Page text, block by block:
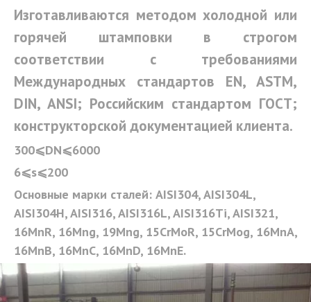
Изготавливаются методом холодной или
горячей штамповки в строгом
соответствии с требованиями
Международных стандартов EN, ASTM,
DIN, ANSI; Российским стандартом ГОСТ;
конструкторской документацией клиента.
300⩽DN⩽6000
6⩽s⩽200
Основные марки сталей: AISI304, AISI304L,
AISI304H, AISI316, AISI316L, AISI316Ti, AISI321,
16MnR, 16Mng, 19Mng, 15CrMoR, 15CrMog, 16MnA,
16MnB, 16MnC, 16MnD, 16MnE.